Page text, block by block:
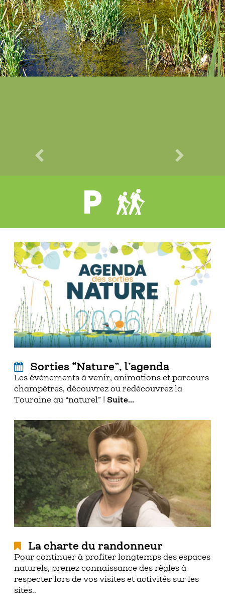
Sorties “Nature”, l’agenda
Les événements à venir, animations et parcours
champêtres, découvrez ou redécouvrez la
Touraine au “naturel” ! Suite...
La charte du randonneur
Pour continuer à profiter longtemps des espaces
naturels, prenez connaissance des règles à
respecter lors de vos visites et activités sur les
sites..